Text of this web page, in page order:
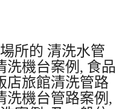
所的 清洗水管
洗機台案例, 食品
店旅館清洗管路
洗機台管路案例,